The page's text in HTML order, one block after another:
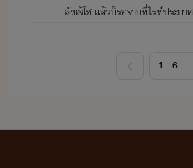
ลังเจ้โซ แล้วก็รอจากที่ไรท์ประกาศ